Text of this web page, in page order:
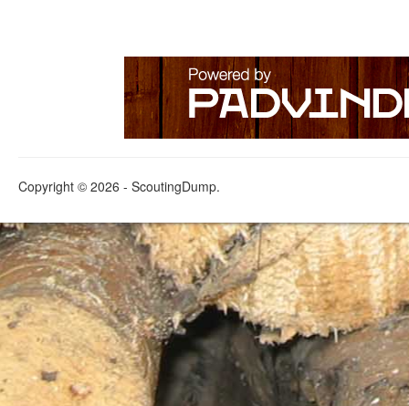
Copyright © 2026 - ScoutingDump.